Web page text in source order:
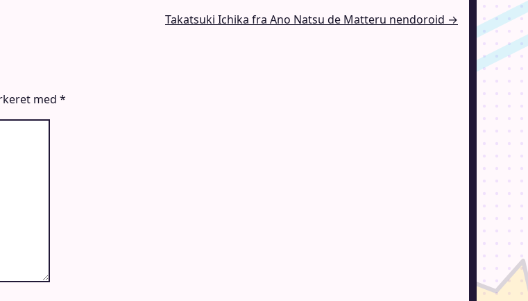
Takatsuki Ichika fra Ano Natsu de Matteru nendoroid →
med *